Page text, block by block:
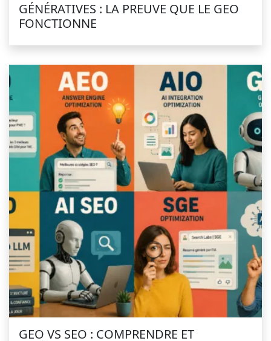
GÉNÉRATIVES : LA PREUVE QUE LE GEO
FONCTIONNE
GEO VS SEO : COMPRENDRE ET